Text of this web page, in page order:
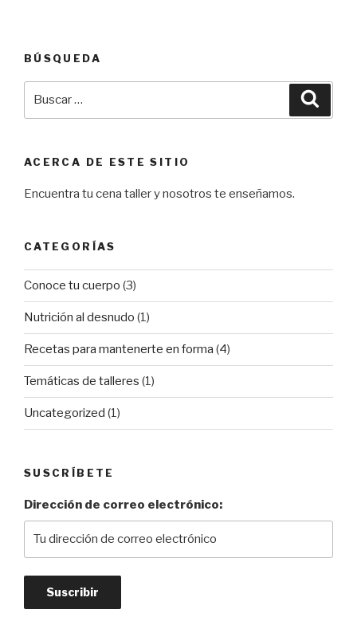
BÚSQUEDA
ACERCA DE ESTE SITIO
Encuentra tu cena taller y nosotros te enseñamos.
CATEGORÍAS
Conoce tu cuerpo (3)
Nutrición al desnudo (1)
Recetas para mantenerte en forma (4)
Temáticas de talleres (1)
Uncategorized (1)
SUSCRÍBETE
Dirección de correo electrónico: